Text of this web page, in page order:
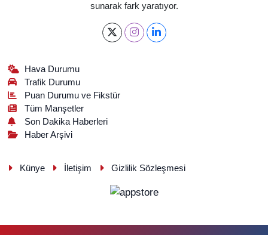
sunarak fark yaratıyor.
Hava Durumu
Trafik Durumu
Puan Durumu ve Fikstür
Tüm Manşetler
Son Dakika Haberleri
Haber Arşivi
Künye İletişim Gizlilik Sözleşmesi